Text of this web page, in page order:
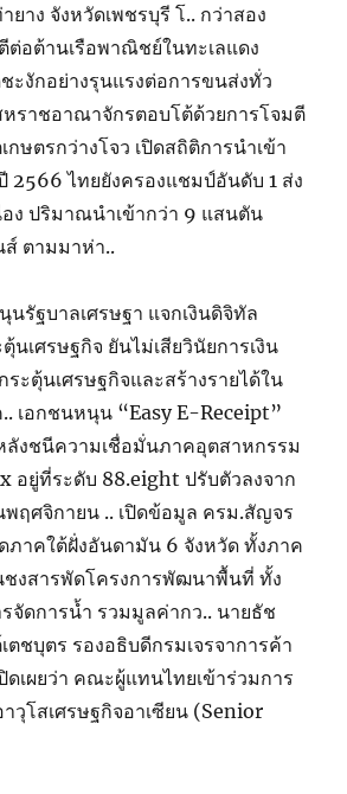
ยาง จังหวัดเพชรบุรี โ.. กว่าสอง
อต้านเรือพาณิชย์ในทะเลแดง
ะงักอย่างรุนแรงต่อการขนส่งทั่ว
ราชอาณาจักรตอบโต้ด้วยการโจมตี
ษตรกว่างโจว เปิดสถิติการนำเข้า
2566 ไทยยังครองแชมป์อันดับ 1 ส่ง
ง ปริมาณนำเข้ากว่า 9 แสนตัน
ตามมาห่า..
นรัฐบาลเศรษฐา แจกเงินดิจิทัล
นเศรษฐกิจ ยันไม่เสียวินัยการเงิน
ระตุ้นเศรษฐกิจและสร้างรายได้ใน
เอกชนหนุน “Easy E-Receipt”
ลังชนีความเชื่อมั่นภาคอุตสาหกรรม
อยู่ที่ระดับ 88.eight ปรับตัวลงจาก
ฤศจิกายน .. เปิดข้อมูล ครม.สัญจร
ภาคใต้ฝั่งอันดามัน 6 จังหวัด ทั้งภาค
ชงสารพัดโครงการพัฒนาพื้นที่ ทั้ง
จัดการน้ำ รวมมูลค่ากว.. นายธัช
ชบุตร รองอธิบดีกรมเจรจาการค้า
ดเผยว่า คณะผู้แทนไทยเข้าร่วมการ
วุโสเศรษฐกิจอาเซียน (Senior